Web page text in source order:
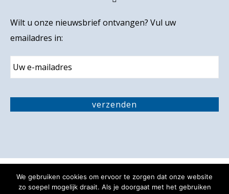
Wilt u onze nieuwsbrief ontvangen? Vul uw
emailadres in:
E
m
l
A
verzenden
Privacy verklaring Disclaimer
We gebruiken cookies om ervoor te zorgen dat onze website
zo soepel mogelijk draait. Als je doorgaat met het gebruiken